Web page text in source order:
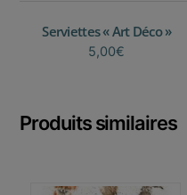
Serviettes « Art Déco »
5,00€
Produits similaires